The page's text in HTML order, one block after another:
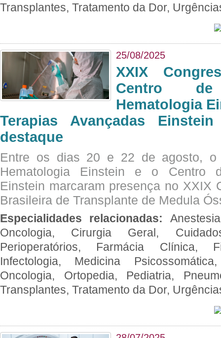
Transplantes, Tratamento da Dor,
25/08/2025
XXIX
Centro
Hematologia
Terapias Avançadas
destaque
Entre os dias 20 e 22 de agosto, o
Hematologia Einstein e o Centro
Einstein marcaram presença no XXIX
Brasileira de Transplante de Medula
Especialidades relacionadas:
Oncologia, Cirurgia Geral,
Perioperatórios, Farmácia Clínica,
Infectologia, Medicina
Oncologia, Ortopedia, Pediatria,
Transplantes, Tratamento da Dor,